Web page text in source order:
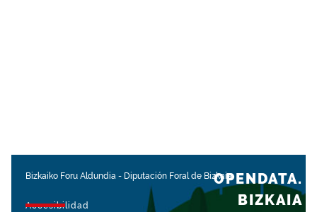
Bizkaiko Foru Aldundia - Diputación Foral de Bizkaia
Accesibilidad
OPENDATA.
BIZKAIA